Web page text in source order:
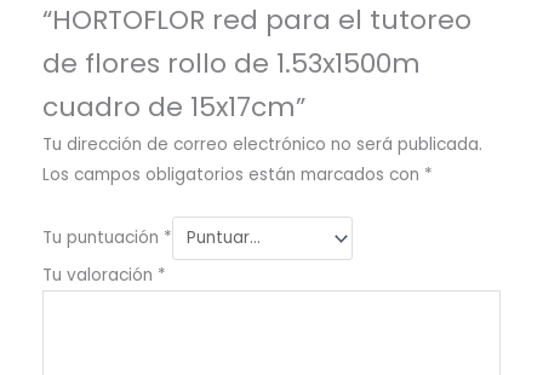
“HORTOFLOR red para el tutoreo
de flores rollo de 1.53x1500m
cuadro de 15x17cm”
Tu dirección de correo electrónico no será publicada.
Los campos obligatorios están marcados con *
Tu puntuación *
Tu valoración *